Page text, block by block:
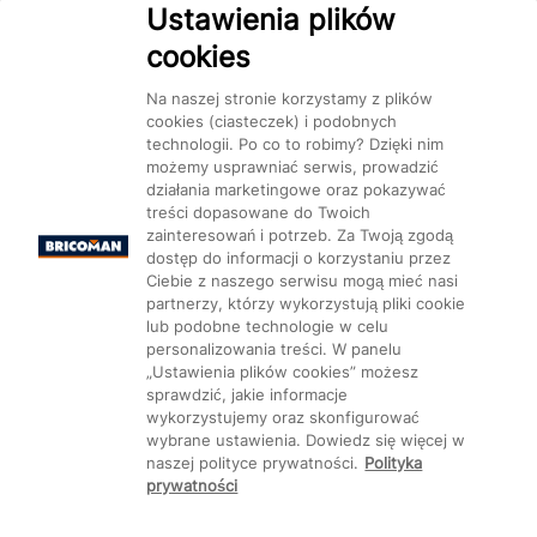
Mapa Strony: Kategorie Produkty Marki CMS
Ustawienia plików cookie
Ustawienia plików
cookies
Na naszej stronie korzystamy z plików
cookies (ciasteczek) i podobnych
technologii. Po co to robimy? Dzięki nim
możemy usprawniać serwis, prowadzić
działania marketingowe oraz pokazywać
treści dopasowane do Twoich
zainteresowań i potrzeb. Za Twoją zgodą
dostęp do informacji o korzystaniu przez
Ciebie z naszego serwisu mogą mieć nasi
partnerzy, którzy wykorzystują pliki cookie
lub podobne technologie w celu
personalizowania treści. W panelu
„Ustawienia plików cookies” możesz
sprawdzić, jakie informacje
wykorzystujemy oraz skonfigurować
wybrane ustawienia. Dowiedz się więcej w
naszej polityce prywatności. Polityka
prywatności